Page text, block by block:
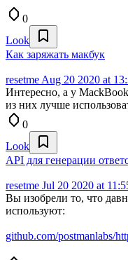
0
Look
Как заряжать макбук
resetme Aug 20 2020 at
Интересно, а у
из них лучше
0
Look
API для генерации
resetme Jul 20 2020 at
Вы изобрели то, что
используют:
github.com/postmanlabs/